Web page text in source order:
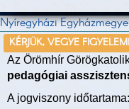
Nyíregyházi Egyházmegye
KÉRJÜK, VEGYE
Az Örömhír
pedagógiai
A jogviszony időtartama: